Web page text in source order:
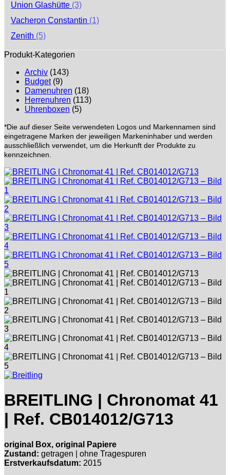
Union Glashütte (3)
Vacheron Constantin (1)
Zenith (5)
Produkt-Kategorien
Archiv (143)
Budget (9)
Damenuhren (18)
Herrenuhren (113)
Uhrenboxen (5)
*Die auf dieser Seite verwendeten Logos und Markennamen sind
eingetragene Marken der jeweiligen Markeninhaber und werden
ausschließlich verwendet, um die Herkunft der Produkte zu
kennzeichnen.
BREITLING | Chronomat 41
| Ref. CB014012/G713
original Box, original Papiere
Zustand: getragen | ohne Tragespuren
Erstverkaufsdatum: 2015